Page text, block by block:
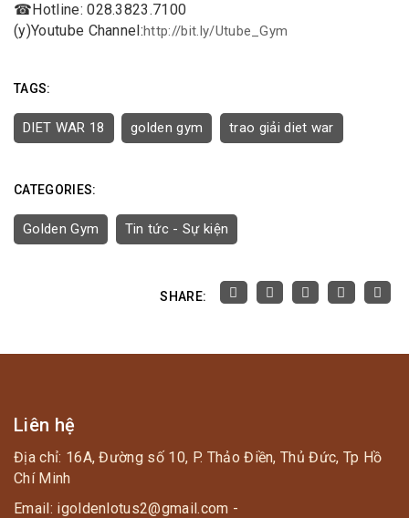
☎Hotline: 028.3823.7100
(y)Youtube Channel:http://bit.ly/Utube_Gym
TAGS:
DIET WAR 18 golden gym trao giải diet war
CATEGORIES:
Golden Gym Tin tức - Sự kiện
SHARE:
Liên hệ
Địa chỉ: 16A, Đường số 10, P. Thảo Điền, Thủ Đức, Tp Hồ
Chí Minh
Email: igoldenlotus2@gmail.com -